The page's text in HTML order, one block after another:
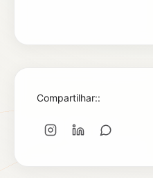
Compartilhar::